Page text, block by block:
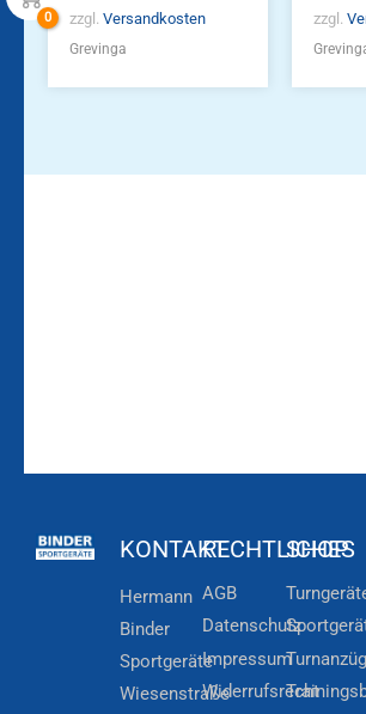
zzgl. Versandkosten
Grevinga
zzgl.
KONTAKT
Hermann
Binder
Sportgeräte
Wiesenstraße
RECHTLICHES
AGB
Datenschutz
Impressum
Widerrufsrecht
SHOP